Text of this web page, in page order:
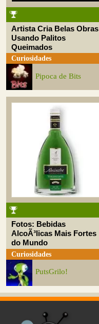
Artista Cria Belas Obras
Usando Palitos
Queimados
Curiosidades
Pipoca de Bits
Fotos: Bebidas
AlcoÃ³licas Mais Fortes
do Mundo
Curiosidades
PutsGrilo!